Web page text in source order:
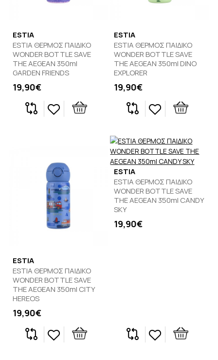
ESTIA
ESTIA ΘΕΡΜΟΣ ΠΑΙΔΙΚΟ
WONDER BOTTLE SAVE
THE AEGEAN 350ml
GARDEN FRIENDS
19,90€
ESTIA
ESTIA ΘΕΡΜΟΣ ΠΑΙΔΙΚΟ
WONDER BOTTLE SAVE
THE AEGEAN 350ml DINO
EXPLORER
19,90€
ESTIA
ESTIA ΘΕΡΜΟΣ ΠΑΙΔΙΚΟ
WONDER BOTTLE SAVE
THE AEGEAN 350ml CITY
HEREOS
19,90€
ESTIA
ESTIA ΘΕΡΜΟΣ ΠΑΙΔΙΚΟ
WONDER BOTTLE SAVE
THE AEGEAN 350ml CANDY
SKY
19,90€